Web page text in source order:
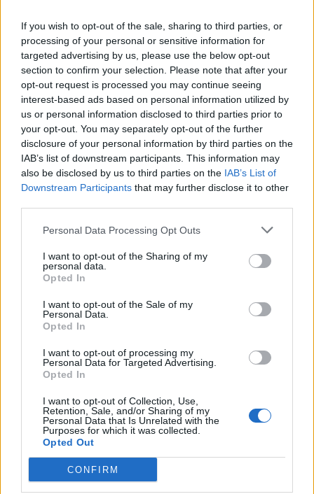
If you wish to opt-out of the sale, sharing to third parties, or
processing of your personal or sensitive information for
targeted advertising by us, please use the below opt-out
section to confirm your selection. Please note that after your
opt-out request is processed you may continue seeing
interest-based ads based on personal information utilized by
us or personal information disclosed to third parties prior to
your opt-out. You may separately opt-out of the further
disclosure of your personal information by third parties on the
IAB’s list of downstream participants. This information may
also be disclosed by us to third parties on the IAB’s List of
Downstream Participants that may further disclose it to other
Personal Data Processing Opt Outs
I want to opt-out of the Sharing of my
personal data.
Opted In
I want to opt-out of the Sale of my
Personal Data.
Opted In
I want to opt-out of processing my
Personal Data for Targeted Advertising.
Opted In
I want to opt-out of Collection, Use,
Retention, Sale, and/or Sharing of my
Personal Data that Is Unrelated with the
Purposes for which it was collected.
Opted Out
CONFIRM
uploadedfiles/ΑΝΑΚΟΙΝΩΣΗ ΣΟΧ1-2014.pdf
uploadedfiles/ΑΝΑΚΟΙΝΩΣΗ ΣΟΧ2 -2014.pdf
uploadedfiles/ΑΙΤΗΣΗ.pdf
uploadedfiles/ΠΑΡΑΡΤΗΜΑ.pdf
Τηλεφωνικό Κέντρο
Γραφείο Δημάρχου
25310-82177
25310-22797
Νοσοκομείο
25310-22222
25310-22912
25310-22650
Αρχ. Μουσείο
Γρήγορη Πλοήγηση